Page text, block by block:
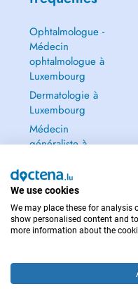
Ophtalmologue -
Médecin
ophtalmologue à
Luxembourg
Dermatologie à
Luxembourg
Médecin
généraliste à
Gynécologue à
Luxembourg
Tout voir →
We use cookies
We may place these for analysis
show personalised content and
more information about the